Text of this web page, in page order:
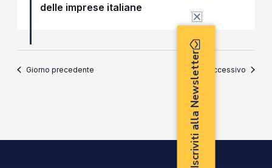
delle imprese italiane
Giorno precedente Giorno successivo
Iscriviti alla Newsletter